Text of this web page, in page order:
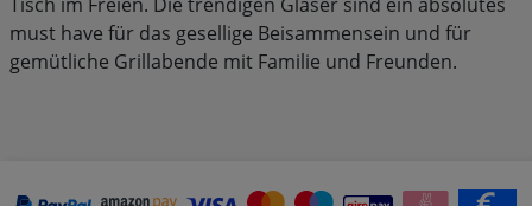
must have für das gesellige Beisammensein und für
gemütliche Grillabende mit Familie und Freunden.